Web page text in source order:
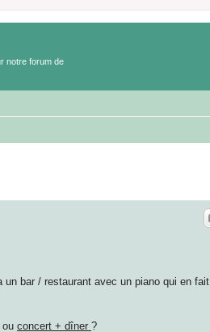
notre forum de
bar / restaurant avec un piano qui en fait
ou concert + dîner ?